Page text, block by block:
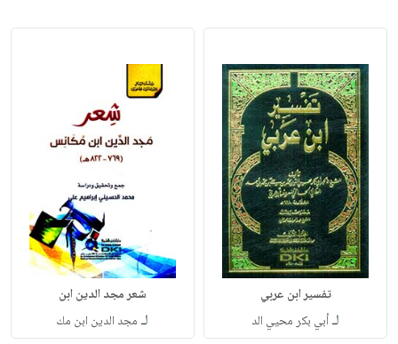
تفسير ابن عربي
لـأبي بكر محيي الد
شعر مجد الدين ابن
لـ مجد الدين ابن مك